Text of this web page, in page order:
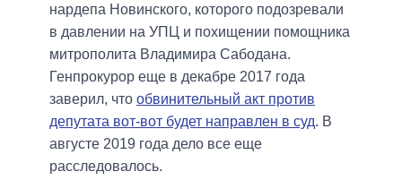
нардепа Новинского, которого подозревали
в давлении на УПЦ и похищении помощника
митрополита Владимира Сабодана.
Генпрокурор еще в декабре 2017 года
заверил, что обвинительный акт против
депутата вот-вот будет направлен в суд. В
августе 2019 года дело все еще
расследовалось.